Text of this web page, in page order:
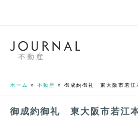
JOU RNAL
不動産
ホーム » 不動産 » 御成約御礼 東大阪市若
御成約御礼 東大阪市若江